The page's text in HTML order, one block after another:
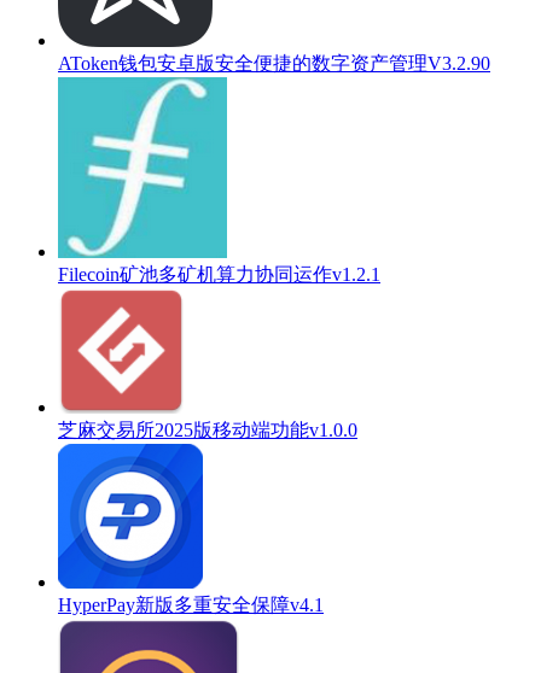
AToken钱包安卓版安全便捷的数字资产管理V3.2.90
Filecoin矿池多矿机算力协同运作v1.2.1
芝麻交易所2025版移动端功能v1.0.0
HyperPay新版多重安全保障v4.1